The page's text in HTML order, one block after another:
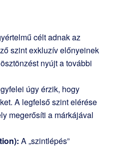
célt adnak az
szint exkluzív előnyeinek
nyújt a további
úgy érzik, hogy
A legfelső szint elérése
megerősíti a márkájával
A „szintlépés”